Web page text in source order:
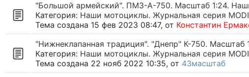
"Большой армейский". ПМЗ-А-750. Масштаб 1:24.
Категория: Наши мотоциклы. Журнальная серия
Тема создана 15 фев 2023 08:47, от Константин
"Нижнеклапанная традиция". "Днепр" К-750.
Категория: Наши мотоциклы. Журнальная серия
Тема создана 22 нояб 2022 10:35, от 43масштаб